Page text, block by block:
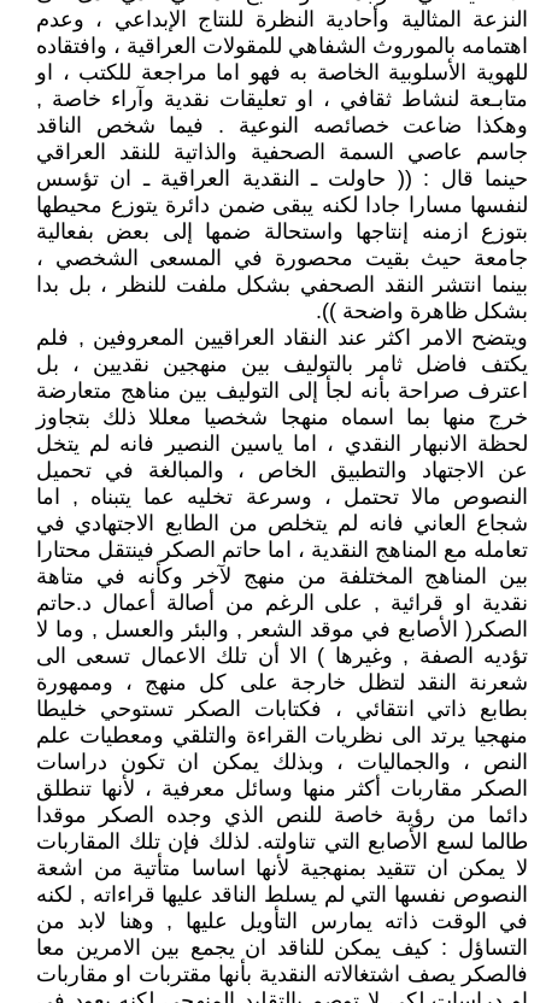
النزعة المثالية وأحادية النظرة للنتاج الإبداعي ، وعدم
اهتمامه بالموروث الشفاهي للمقولات العراقية ، وافتقاده
للهوية الأسلوبية الخاصة به فهو اما مراجعة للكتب ، او
متابـعة لنشاط ثقافي ، او تعليقات نقدية وآراء خاصة ,
وهكذا ضاعت خصائصه النوعية . فيما شخص الناقد
جاسم عاصي السمة الصحفية والذاتية للنقد العراقي
حينما قال : (( حاولت ـ النقدية العراقية ـ ان تؤسس
لنفسها مسارا جادا لكنه يبقى ضمن دائرة يتوزع محيطها
بتوزع ازمنه إنتاجها واستحالة ضمها إلى بعض بفعالية
جامعة حيث بقيت محصورة في المسعى الشخصي ،
بينما انتشر النقد الصحفي بشكل ملفت للنظر ، بل بدا
بشكل ظاهرة واضحة )).
ويتضح الامر اكثر عند النقاد العراقيين المعروفين , فلم
يكتف فاضل ثامر بالتوليف بين منهجين نقديين ، بل
اعترف صراحة بأنه لجأ إلى التوليف بين مناهج متعارضة
خرج منها بما اسماه منهجا شخصيا معللا ذلك بتجاوز
لحظة الانبهار النقدي ، اما ياسين النصير فانه لم يتخل
عن الاجتهاد والتطبيق الخاص ، والمبالغة في تحميل
النصوص مالا تحتمل ، وسرعة تخليه عما يتبناه , اما
شجاع العاني فانه لم يتخلص من الطابع الاجتهادي في
تعامله مع المناهج النقدية ، اما حاتم الصكر فينتقل محتارا
بين المناهج المختلفة من منهج لآخر وكأنه في متاهة
نقدية او قرائية , على الرغم من أصالة أعمال د.حاتم
الصكر( الأصابع في موقد الشعر , والبئر والعسل , وما لا
تؤديه الصفة , وغيرها ) الا أن تلك الاعمال تسعى الى
شعرنة النقد لتظل خارجة على كل منهج ، وممهورة
بطابع ذاتي انتقائي ، فكتابات الصكر تستوحي خليطا
منهجيا يرتد الى نظريات القراءة والتلقي ومعطيات علم
النص ، والجماليات ، وبذلك يمكن ان تكون دراسات
الصكر مقاربات أكثر منها وسائل معرفية ، لأنها تنطلق
دائما من رؤية خاصة للنص الذي وجده الصكر موقدا
طالما لسع الأصابع التي تناولته. لذلك فإن تلك المقاربات
لا يمكن ان تتقيد بمنهجية لأنها اساسا متأتية من اشعة
النصوص نفسها التي لم يسلط الناقد عليها قراءاته , لكنه
في الوقت ذاته يمارس التأويل عليها , وهنا لابد من
التساؤل : كيف يمكن للناقد ان يجمع بين الامرين معا
فالصكر يصف اشتغالاته النقدية بأنها مقتربات او مقاربات